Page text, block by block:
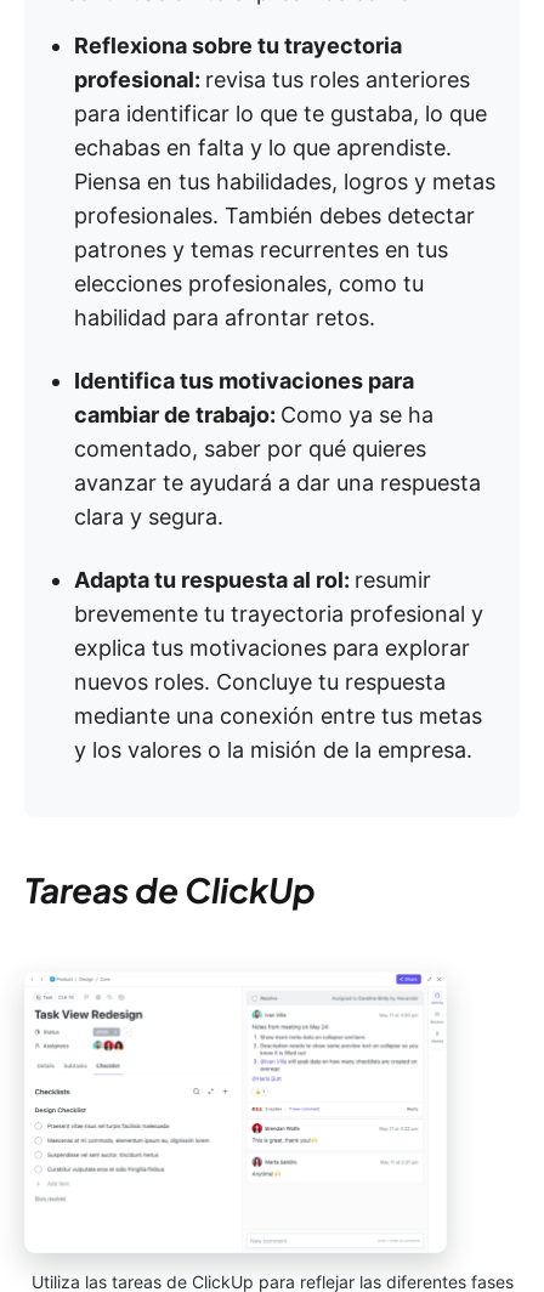
Reflexiona sobre tu trayectoria
profesional: revisa tus roles anteriores
para identificar lo que te gustaba, lo que
echabas en falta y lo que aprendiste.
Piensa en tus habilidades, logros y metas
profesionales. También debes detectar
patrones y temas recurrentes en tus
elecciones profesionales, como tu
habilidad para afrontar retos.
Identifica tus motivaciones para
cambiar de trabajo: Como ya se ha
comentado, saber por qué quieres
avanzar te ayudará a dar una respuesta
clara y segura.
Adapta tu respuesta al rol: resumir
brevemente tu trayectoria profesional y
explica tus motivaciones para explorar
nuevos roles. Concluye tu respuesta
mediante una conexión entre tus metas
y los valores o la misión de la empresa.
Tareas de ClickUp
Utiliza las tareas de ClickUp para reflejar las diferentes fases